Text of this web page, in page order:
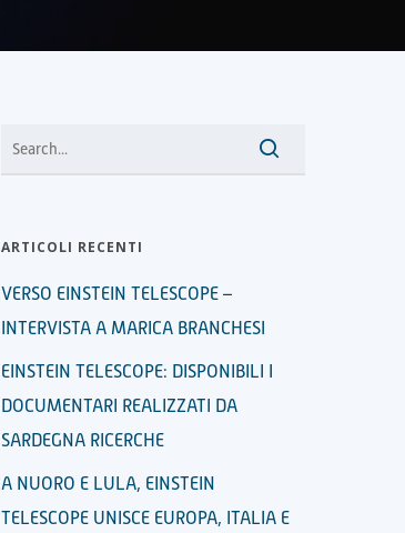
ARTICOLI RECENTI
VERSO EINSTEIN TELESCOPE –
INTERVISTA A MARICA BRANCHESI
EINSTEIN TELESCOPE: DISPONIBILI I
DOCUMENTARI REALIZZATI DA
SARDEGNA RICERCHE
A NUORO E LULA, EINSTEIN
TELESCOPE UNISCE EUROPA, ITALIA E